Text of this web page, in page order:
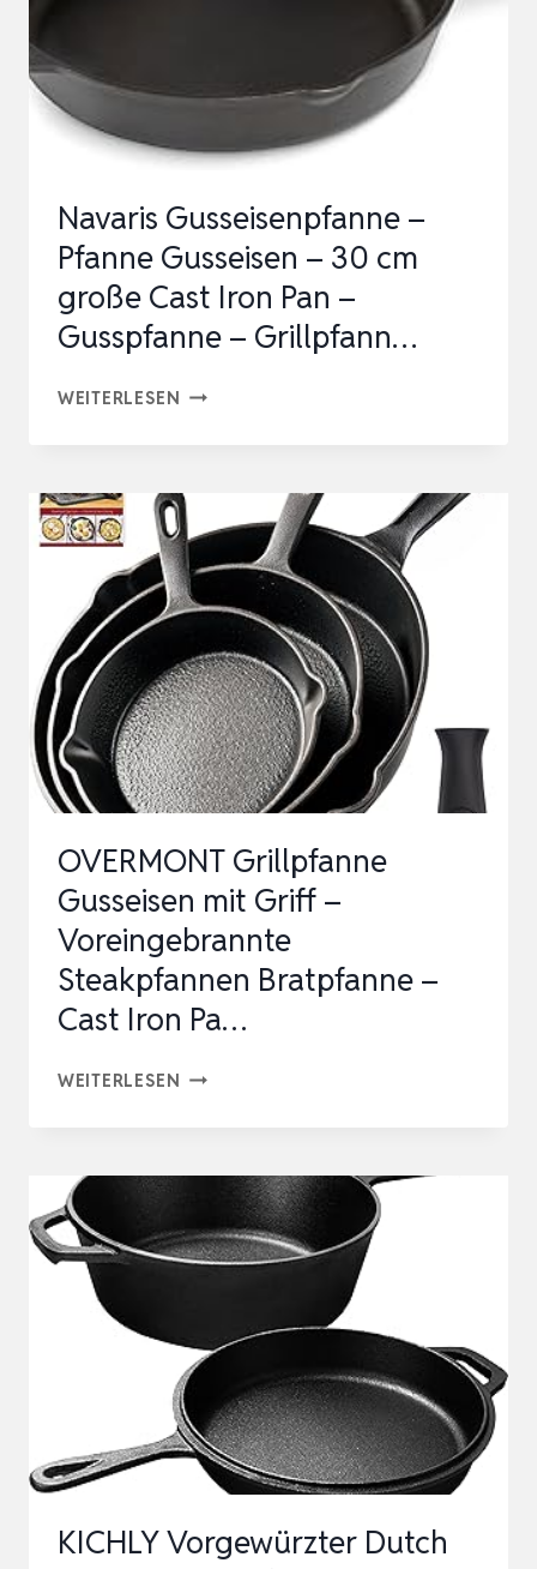
Navaris Gusseisenpfanne –
Pfanne Gusseisen – 30 cm
große Cast Iron Pan –
Gusspfanne – Grillpfann…
WEITERLESEN NAVARIS
PFANNE
GUSSEISEN
–
30
CM
GROSSE C
AST I
RON P
AN –
USSPFANNE –
G
RILLPFANN…
OVERMONT Grillpfanne
Gusseisen mit Griff –
Voreingebrannte
Steakpfannen Bratpfanne –
Cast Iron Pa…
WEITERLESEN OVERMONT
–
VOREINGEBRANNTE
STEAKPFANNEN
BRATPFANNE
–
CAST
IRON
KICHLY Vorgewürzter Dutch